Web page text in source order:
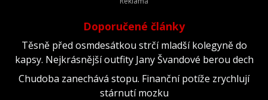
Doporučené články
Těsně před osmdesátkou strčí mladší kolegyně do
kapsy. Nejkrásnější outfity Jany Švandové berou dech
Chudoba zanechává stopu. Finanční potíže zrychlují
stárnutí mozku